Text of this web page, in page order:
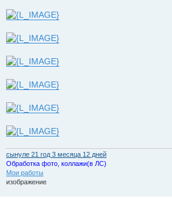
е
н
е
сынуле 21 год 3 месяца 12 дней
Обработка фото, коллажи(в ЛС)
Мои работы
изображение